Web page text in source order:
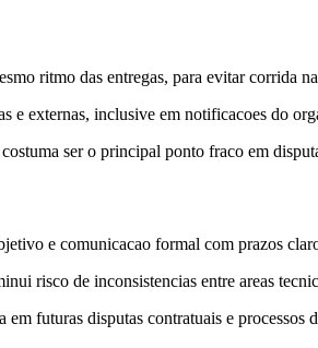
ritmo das entregas, para evitar corrida
e externas, inclusive em notificacoes do
ser o principal ponto fraco em
e comunicacao formal com prazos
risco de inconsistencias entre areas
futuras disputas contratuais e processos